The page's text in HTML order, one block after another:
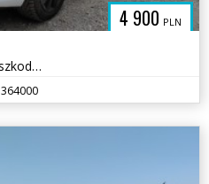
4 900 PLN
2009. 1.3 DIESEL. Delikatnie uszkodzony tył. Jeździ
364000